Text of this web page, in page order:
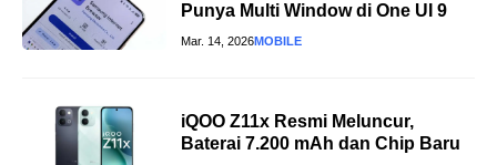
Punya Multi Window di One UI 9
Mar. 14, 2026MOBILE
iQOO Z11x Resmi Meluncur,
Baterai 7.200 mAh dan Chip Baru